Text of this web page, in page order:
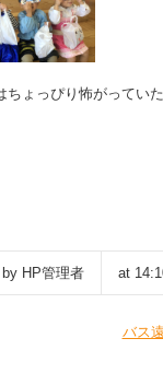
ちょっぴり怖がってい
by HP管理者 at
バス